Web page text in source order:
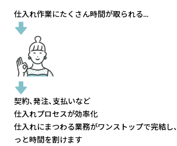
仕入れ作業にたくさん時間が取られる...
契約、発注、支払いなど
仕入れプロセスが効率化
仕入れにまつわる業務がワンストップで完結し、
っと時間を割けます